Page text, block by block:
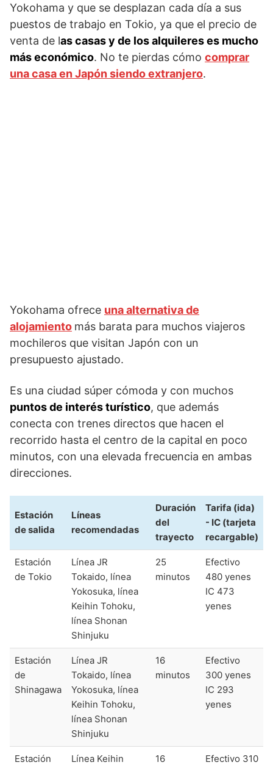
Yokohama y que se desplazan cada día a sus
puestos de trabajo en Tokio, ya que el precio de
venta de las casas y de los alquileres es mucho
más económico. No te pierdas cómo comprar
una casa en Japón siendo extranjero.
Yokohama ofrece una alternativa de
alojamiento más barata para muchos viajeros
mochileros que visitan Japón con un
presupuesto ajustado.
Es una ciudad súper cómoda y con muchos
puntos de interés turístico, que además
conecta con trenes directos que hacen el
recorrido hasta el centro de la capital en poco
minutos, con una elevada frecuencia en ambas
direcciones.
Estación
de salida
Líneas
recomendadas
Duración
del
trayecto
Tarifa (ida)
- IC (tarjeta
recargable)
Estación
de Tokio
Línea JR
Tokaido, línea
Yokosuka, línea
Keihin Tohoku,
línea Shonan
Shinjuku
25
minutos
Efectivo
480 yenes
IC 473
yenes
Estación
de
Shinagawa
Línea JR
Tokaido, línea
Yokosuka, línea
Keihin Tohoku,
línea Shonan
Shinjuku
16
minutos
Efectivo
300 yenes
IC 293
yenes
Estación
Línea Keihin
16
Efectivo 310